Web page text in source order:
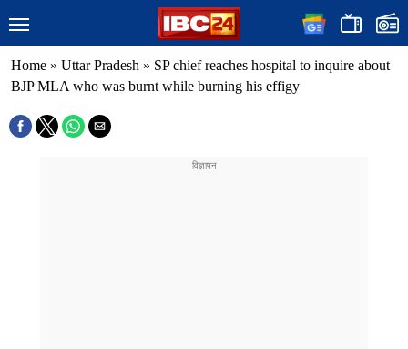
Home » Uttar Pradesh » SP chief reaches hospital to inquire about
BJP MLA who was burnt while burning his effigy